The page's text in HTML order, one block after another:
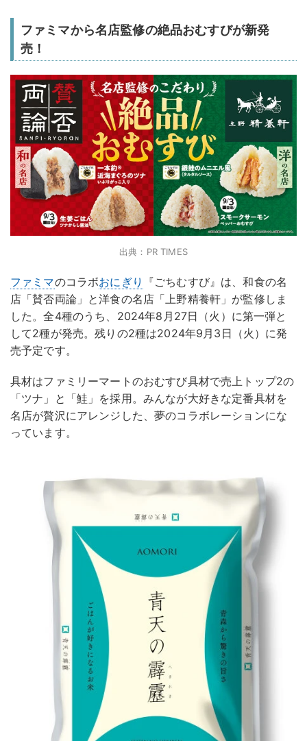
ファミマから名店監修の絶品おむすびが新発
売！
出典：PR TIMES
ファミマのコラボおにぎり
『ごちむすび』は、和食の名
店「賛否両論」と洋食の名店「上野精養軒」が監修しま
した。全4種のうち、2024年8月27日（火）に第一弾と
して2種が発売。残りの2種は2024年9月3日（火）に発
売予定です。
具材はファミリーマートのおむすび具材で売上トップ2の
「ツナ」と「鮭」を採用。みんなが大好きな定番具材を
名店が贅沢にアレンジした、夢のコラボレーションにな
っています。